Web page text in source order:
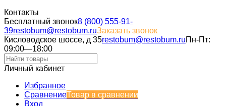
Контакты
Бесплатный звонок8 (800) 555-91-
39restobum@restobum.ruЗаказать звонок
Кисловодское шоссе, д 35restobum@restobum.ruПн-Пт:
09:00—18:00
Личный кабинет
Избранное
СравнениеТовар в сравнении
Вход